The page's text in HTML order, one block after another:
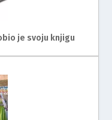
je svoju knjigu